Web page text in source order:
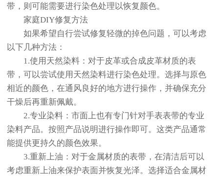
带，则可能需要进行染色处理以恢复颜色。
家庭DIY修复方法
如果希望自行尝试修复轻微的掉色问题，可以考虑
以下几种方法：
1.使用天然染料：对于皮革或合成皮革材质的表
带，可以尝试使用天然染料进行染色处理。选择与原色
相近的颜色，在通风良好的地方进行操作，并确保充分
干燥后再重新佩戴。
2.专业染料：市面上也有专门针对手表表带的专业
染料产品。按照产品说明进行操作即可。这类产品通常
能提供更持久的颜色效果。
3.重新上油：对于金属材质的表带，在清洁后可以
考虑重新上油来保护表面并恢复光泽。选择适合金属材